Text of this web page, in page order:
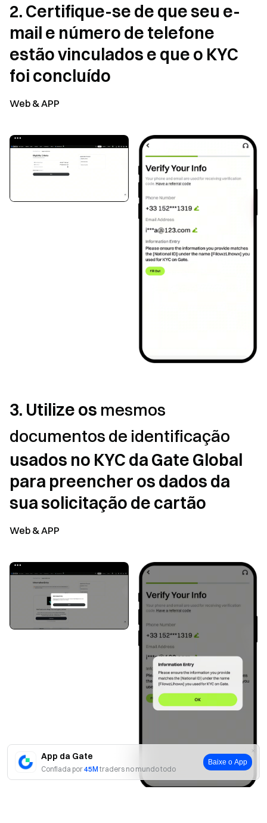
App da Gate
Confiada por45M traders no mundo todo
Baixe o App
2. Certifique-se de que seu e-
mail e número de telefone
estão vinculados e que o KYC
foi concluído
Web & APP
3. Utilize os mesmos
documentos de identificação
usados no KYC da Gate Global
para preencher os dados da
sua solicitação de cartão
Web & APP